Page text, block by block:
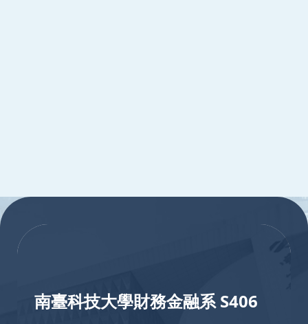
:::
南臺科技大學財務金融系 S406